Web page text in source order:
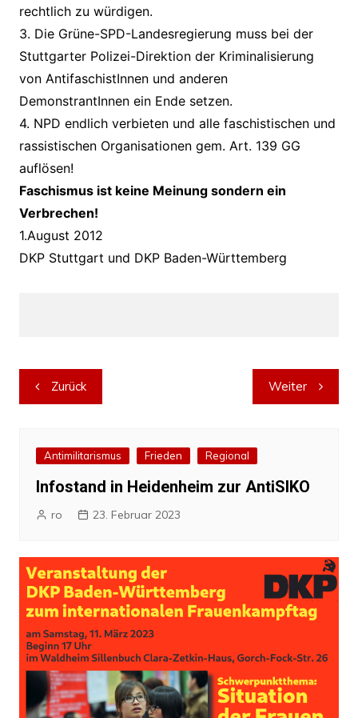
rechtlich zu würdigen.
3. Die Grüne-SPD-Landesregierung muss bei der
Stuttgarter Polizei-Direktion der Kriminalisierung
von AntifaschistInnen und anderen
DemonstrantInnen ein Ende setzen.
4. NPD endlich verbieten und alle faschistischen und
rassistischen Organisationen gem. Art. 139 GG
auflösen!
Faschismus ist keine Meinung sondern ein
Verbrechen!
1.August 2012
DKP Stuttgart und DKP Baden-Württemberg
Beitragsnavigation
Zurück Weiter
Antimilitarismus Frieden Regional
Infostand in Heidenheim zur AntiSIKO
ro 23. Februar 2023